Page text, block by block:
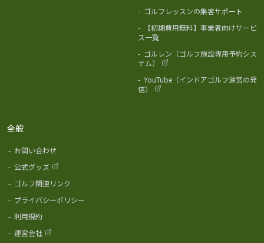
- ゴルフレッスンの集客サポート
-
【初期費用無料】事業者向けサービ
ス一覧
- ゴルレン（ゴルフ施設専用予約シス
テム）
- YouTube（インドアゴルフ運営の発
信）
全般
- お問い合わせ
- 公式グッズ
- ゴルフ関連リンク
- プライバシーポリシー
- 利用規約
- 運営会社